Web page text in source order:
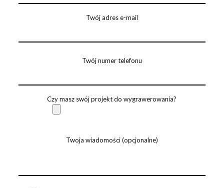
Twój adres e-mail
Twój numer telefonu
Czy masz swój projekt do wygrawerowania?
Twoja wiadomości (opcjonalne)